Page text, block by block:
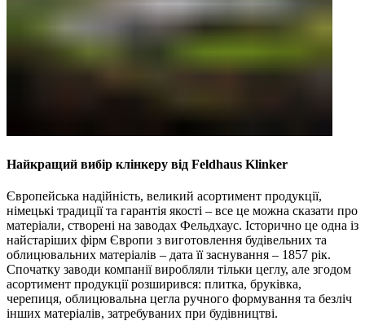
Найкращий вибір клінкеру від Feldhaus Klinker
Європейська надійність, великий асортимент продукції,
німецькі традиції та гарантія якості – все це можна сказати про
матеріали, створені на заводах Фельдхаус. Історично це одна із
найстаріших фірм Європи з виготовлення будівельних та
облицювальних матеріалів – дата її заснування – 1857 рік.
Спочатку заводи компанії виробляли тільки цеглу, але згодом
асортимент продукції розширився: плитка, бруківка,
черепиця, облицювальна цегла ручного формування та безліч
інших матеріалів, затребуваних при будівництві.